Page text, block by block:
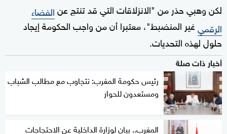
لكن وهبي حذر من "الانزلاقات التي قد تنتج عنالفضاء
الرقميغير المنضبط"، معتبرا أن من واجب الحكومة إيجاد
حلول لهذه التحديات.
أخبار ذات صلة
رئيس حكومة المغرب: نتجاوب مع مطالب الشباب
ومستعدون للحوار
المغرب.. بيان لوزارة الداخلية عن الاحتجاجات